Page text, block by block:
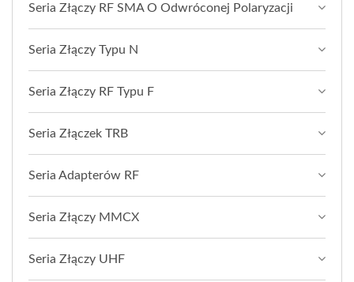
Seria Złączy RF SMA O Odwróconej Polaryzacji
Seria Złączy Typu N
Seria Złączy RF Typu F
Seria Złączek TRB
Seria Adapterów RF
Seria Złączy MMCX
Seria Złączy UHF